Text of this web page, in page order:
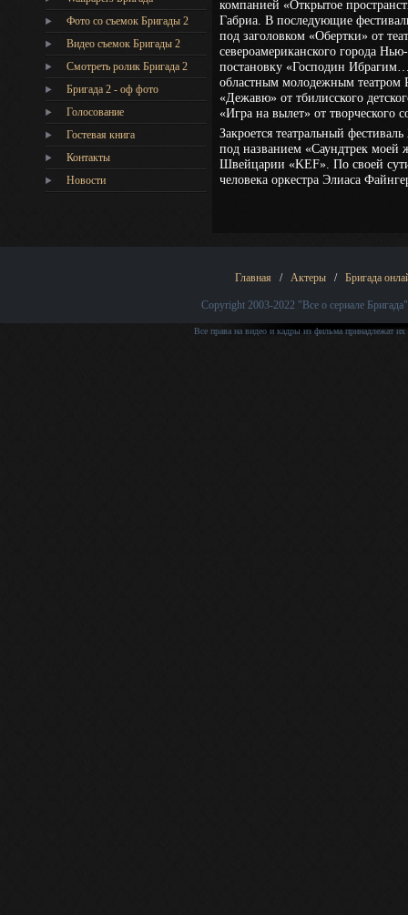
Фото со съемок Бригады 2
Видео съемок Бригады 2
Cмотреть ролик Бригада 2
Бригада 2 - оф фото
Голосование
Гостевая книга
Контакты
Новости
компанией «Открытое
Габриа. В последующие
под заголовком «Обертки» от
североамериканского города
постановку «Господин
областным молодежным театром
«Дежавю» от тбилисского
«Игра на вылет» от творческого
Закроется театральный
под названием «Саундтрек моей
Швейцарии «KEF». По своей
человека оркестра Элиаса
Главная / Актеры / Бригада
Copyright 2003-2022 "Все о сериале Бригада"
Все права на видео и кадры из фильма принадлежат